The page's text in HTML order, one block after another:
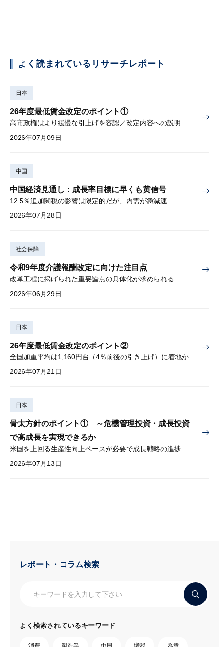
よく読まれているリサーチレポート
日本
26年度最低賃金改定のポイント①
2026年07月09日
中国
中国経済見通し：成長率目標に早くも黄信号
12.5％追加関税の影響は限定的だが、内需が急減速
2026年07月28日
社会保障
令和9年度介護報酬改定に向けた注目点
改革工程に掲げられた重要論点の具体化が求められる
2026年06月29日
日本
26年度最低賃金改定のポイント②
全国加重平均は1,160円台（4％前後の引き上げ）に着地か
2026年07月21日
日本
骨太方針のポイント① ～危機管理投資・成長投資
で高成長を実現できるか
2026年07月13日
レポート・コラム検索
よく検索されているキーワード
消費 製造業 中国 増税 為替